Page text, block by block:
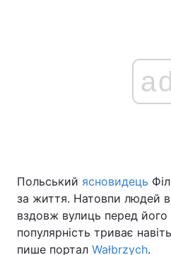
Польський ясновидець
за життя. Натовпи людей
вздовж вулиць перед
популярність триває
пише портал Wałbrzych.